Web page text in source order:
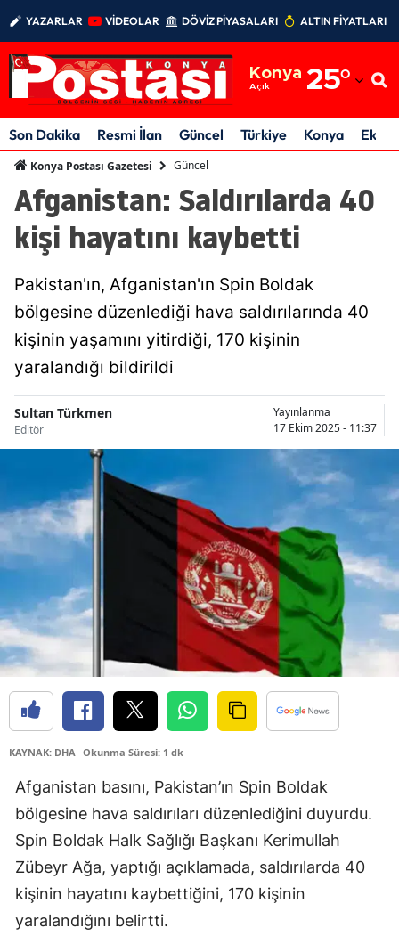
YAZARLAR VİDEOLAR DÖVİZ PİYASALARI ALTIN FİYATLARI
Konya
Açık 25°
Adıyaman
Afyonkarahisar
Amasya
Ankara
Artvin
Aydın
Bilecik
Bingöl
Bolu
Burdur
Bursa
Çanakkale
Çankırı
Çorum
Diyarbakır
Edirne
Erzincan
Son Dakika Resmi İlan Güncel Türkiye Konya
Konya Postası Gazetesi Güncel
Afganistan: Saldırılarda 40
kişi hayatını kaybetti
Pakistan'ın, Afganistan'ın Spin Boldak
bölgesine düzenlediği hava saldırılarında 40
kişinin yaşamını yitirdiği, 170 kişinin
yaralandığı bildirildi
Sultan Türkmen
Editör
Yayınlanma
17 Ekim 2025 - 11:37
KAYNAK: DHA Okunma Süresi: 1 dk
Afganistan basını, Pakistan’ın Spin Boldak
bölgesine hava saldırıları düzenlediğini duyurdu.
Spin Boldak Halk Sağlığı Başkanı Kerimullah
Zübeyr Ağa, yaptığı açıklamada, saldırılarda 40
kişinin hayatını kaybettiğini, 170 kişinin
yaralandığını belirtti.